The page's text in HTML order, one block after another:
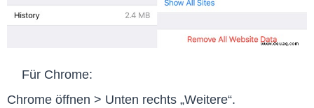
Für Chrome:
Chrome öffnen > Unten rechts „Weitere“.